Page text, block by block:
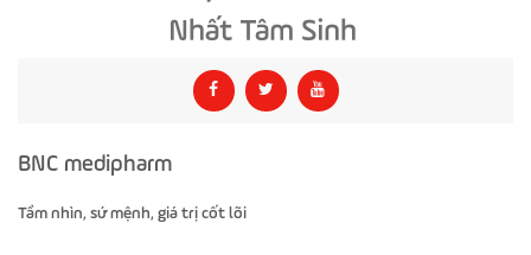
BNC medipharm
Tầm nhìn, sứ mệnh, giá trị cốt lõi